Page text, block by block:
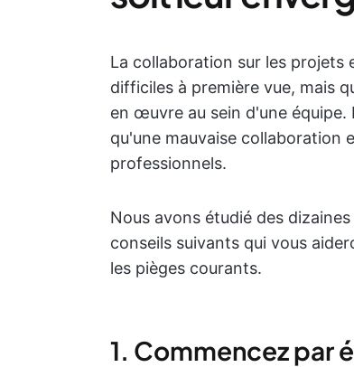
La collaboration sur les projets
difficiles à première vue, mais
en œuvre au sein d'une équipe.
qu'une mauvaise collaboration
professionnels.
Nous avons étudié des
conseils suivants qui vous
les pièges courants.
1. Commencez par